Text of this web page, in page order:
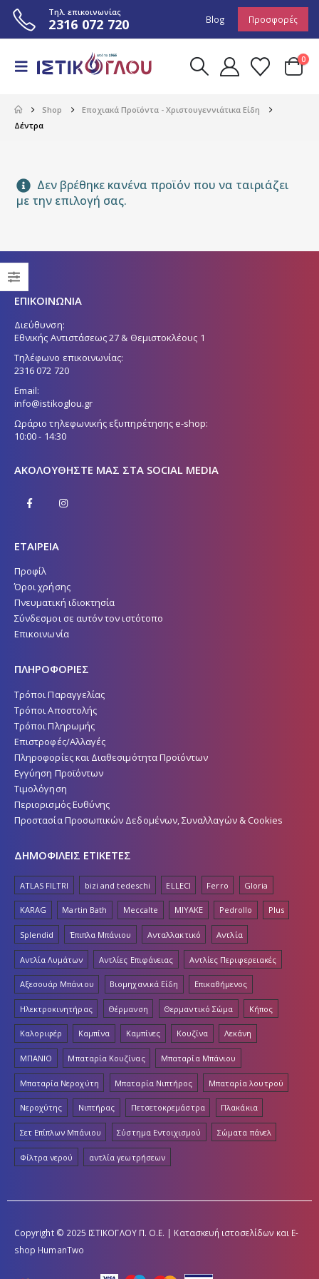
Τηλ. επικοινωνίας
2316 072 720 Blog Προσφορές
0
Shop
Εποχιακά Προϊόντα - Χριστουγεννιάτικα Είδη
Δέντρα
Δεν βρέθηκε κανένα προϊόν που να ταιριάζει
με την επιλογή σας.
ΕΠΙΚΟΙΝΩΝΙΑ
Διεύθυνση:
Εθνικής Αντιστάσεως 27 & Θεμιστοκλέους 1
Τηλέφωνο επικοινωνίας:
2316 072 720
Email:
info@istikoglou.gr
Ωράριο τηλεφωνικής εξυπηρέτησης e-shop:
10:00 - 14:30
ΑΚΟΛΟΥΘΉΣΤΕ ΜΑΣ ΣΤΑ SOCIAL MEDIA
ΕΤΑΙΡΕΙΑ
Προφίλ
Όροι χρήσης
Πνευματική ιδιοκτησία
Σύνδεσμοι σε αυτόν τον ιστότοπο
Επικοινωνία
ΠΛΗΡΟΦΟΡΙΕΣ
Τρόποι Παραγγελίας
Τρόποι Αποστολής
Τρόποι Πληρωμής
Επιστροφές/Αλλαγές
Πληροφορίες και Διαθεσιμότητα Προϊόντων
Εγγύηση Προϊόντων
Τιμολόγηση
Περιορισμός Ευθύνης
Προστασία Προσωπικών Δεδομένων, Συναλλαγών & Cookies
ΔΗΜΟΦΙΛΕΙΣ ΕΤΙΚΕΤΕΣ
ATLAS FILTRI bizi and tedeschi ELLECI Ferro Gloria
KARAG Martin Bath Meccalte MIYAKE Pedrollo Plus
Splendid Έπιπλα Μπάνιου Ανταλλακτικό Αντλία
Αντλία Λυμάτων Αντλίες Επιφάνειας Αντλίες Περιφερειακές
Αξεσουάρ Μπάνιου Βιομηχανικά Είδη Επικαθήμενος
Ηλεκτροκινητήρας Θέρμανση Θερμαντικό Σώμα Κήπος
Καλοριφέρ Καμπίνα Καμπίνες Κουζίνα Λεκάνη
ΜΠΑΝΙΟ Μπαταρία Κουζίνας Μπαταρία Μπάνιου
Μπαταρία Νεροχύτη Μπαταρία Νιπτήρος Μπαταρία λουτρού
Νεροχύτης Νιπτήρας Πετσετοκρεμάστρα Πλακάκια
Σετ Επίπλων Μπάνιου Σύστημα Εντοιχισμού Σώματα πάνελ
Φίλτρα νερού αντλία γεωτρήσεων
Copyright © 2025 ΙΣΤΙΚΟΓΛΟΥ Π. Ο.Ε. | Κατασκευή ιστοσελίδων και E-
shop HumanTwo